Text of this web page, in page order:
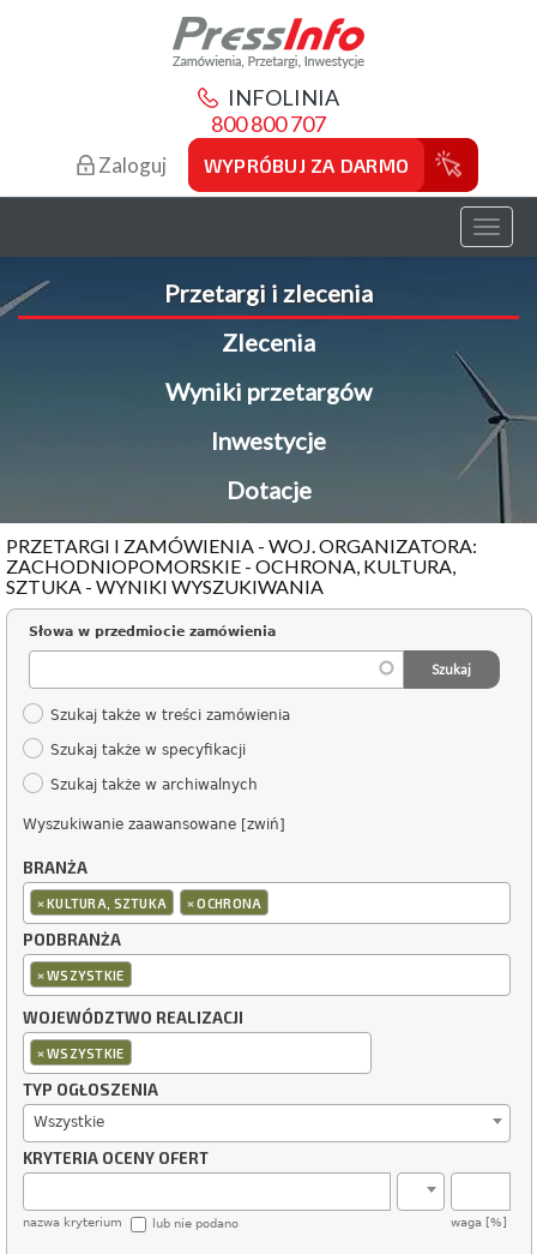
INFOLINIA
800 800 707
Zaloguj WYPRÓBUJ ZA DARMO
Toggle
Przetargi i zlecenia
Zlecenia
Wyniki przetargów
Inwestycje
Dotacje
PRZETARGI I ZAMÓWIENIA - WOJ. ORGANIZATORA:
ZACHODNIOPOMORSKIE - OCHRONA, KULTURA,
SZTUKA - WYNIKI WYSZUKIWANIA
Słowa w przedmiocie zamówienia
Szukaj także w treści zamówienia
Szukaj także w specyfikacji
Szukaj także w archiwalnych
Wyszukiwanie zaawansowane [zwiń]
BRANŻA
×KULTURA, SZTUKA ×OCHRONA
PODBRANŻA
×WSZYSTKIE
WOJEWÓDZTWO REALIZACJI
×WSZYSTKIE
TYP OGŁOSZENIA
Wszystkie
KRYTERIA OCENY OFERT
nazwa kryterium waga [%]
lub nie podano